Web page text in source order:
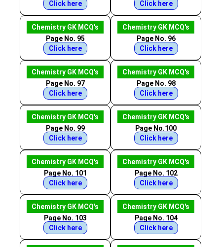
Click here
Click here
Chemistry GK MCQ's
Page No. 95
Click here
Chemistry GK MCQ's
Page No. 96
Click here
Chemistry GK MCQ's
Page No. 97
Click here
Chemistry GK MCQ's
Page No. 98
Click here
Chemistry GK MCQ's
Page No. 99
Click here
Chemistry GK MCQ's
Page No.100
Click here
Chemistry GK MCQ's
Page No. 101
Click here
Chemistry GK MCQ's
Page No. 102
Click here
Chemistry GK MCQ's
Page No. 103
Click here
Chemistry GK MCQ's
Page No. 104
Click here